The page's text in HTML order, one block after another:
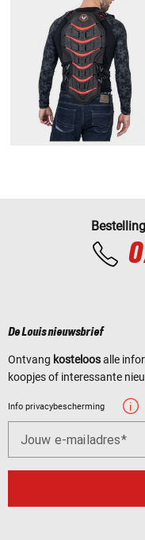
De Louis nieuwsbrief
Ontvang kosteloosalle
koopjes of interessante
Info privacybescherming
Jouw e-mailadres